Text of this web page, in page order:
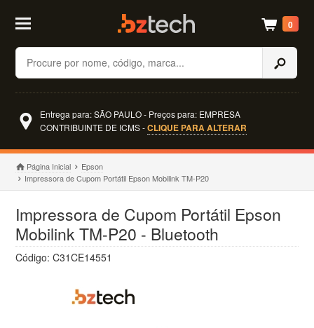
Buscar
0
Entrega para: SÃO PAULO - Preços para: EMPRESA
CONTRIBUINTE DE ICMS -CLIQUE PARA ALTERAR
Página Inicial
Epson
Impressora de Cupom Portátil Epson Mobilink TM-P20
Impressora de Cupom Portátil Epson
Mobilink TM-P20 - Bluetooth
Código: C31CE14551